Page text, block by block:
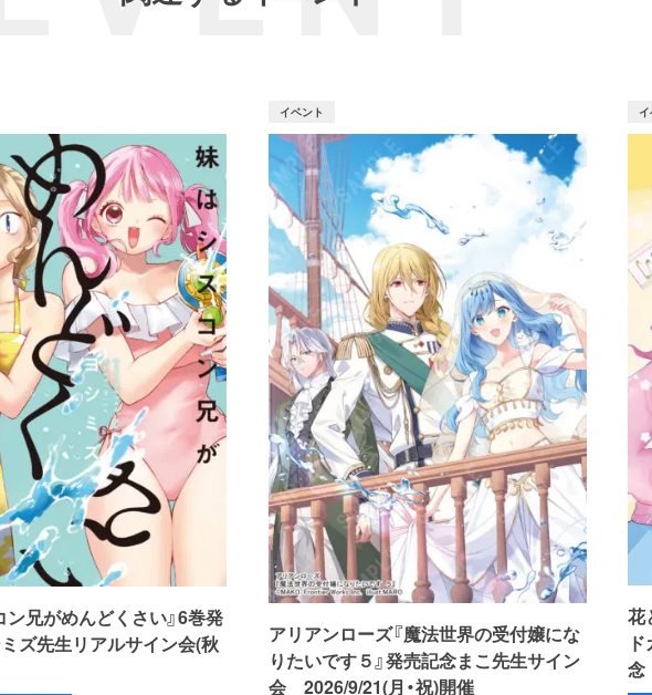
ン兄がめんどくさい』6巻発
ズ先生リアルサイン会(秋
イベント
アリアンローズ『魔法世界の受付嬢にな
りたいです５』発売記念まこ先生サイン
会 2026/9/21(月・祝)開催
花
念